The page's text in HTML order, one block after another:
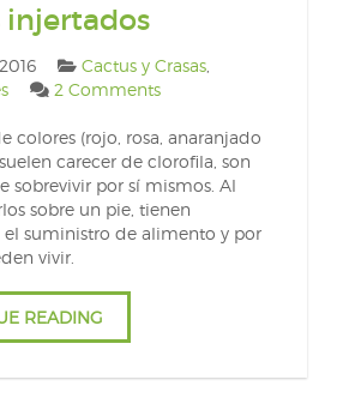
injertados
Cactus y Crasas
2 Comments
colores (rojo, rosa, anaranjado
carecer de clorofila, son
sobrevivir por sí mismos. Al
sobre un pie, tienen
el suministro de alimento y por
vivir.
READING